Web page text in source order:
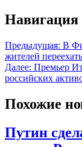
Навигация
Предыдущая: В
жителей
Далее: Премьер
российских
Похожие
Путин